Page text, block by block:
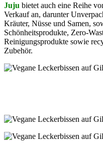
Juju bietet auch eine Reihe
Verkauf an, darunter
Kräuter, Nüsse und Samen,
Schönheitsprodukte, Zero-
Reinigungsprodukte sowie
Zubehör.